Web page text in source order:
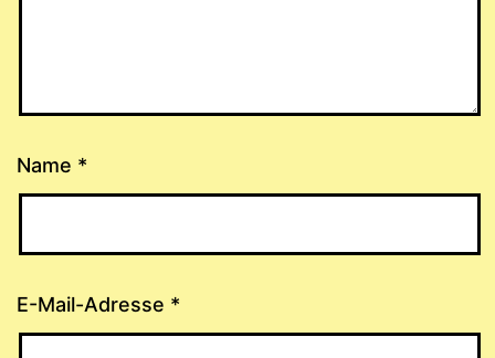
Name *
E-Mail-Adresse *